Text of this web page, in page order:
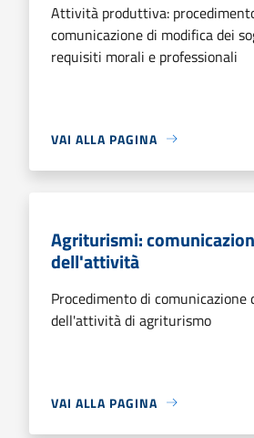
Attività produttiva:
comunicazione di modifica dei
requisiti morali e professionali
VAI ALLA PAGINA
Agriturismi:
dell'attività
Procedimento di comunicazione
dell'attività di agriturismo
VAI ALLA PAGINA